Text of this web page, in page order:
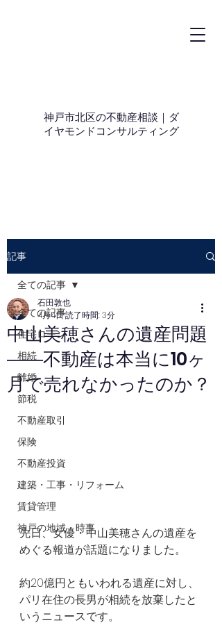
神戸市北区の不動産相談｜ダ
イヤモンドコンサルティング
記事
全ての記事
住宅ローン
相続
離婚
節税
不動産取引
保険
不動産投資
建築・工事・リフォーム
賃貸管理
神戸の地域・時事
全ての記事
中山美穂さんの遺産問題
――不動産は本当に10ヶ
月で売れなかったのか？
石田敦也
4月4日読了時間: 3分
先日、女優・中山美穂さんの遺産を
めぐる報道が話題になりました。
約20億円ともいわれる遺産に対し、
パリ在住の長男が相続を放棄したと
いうニュースです。